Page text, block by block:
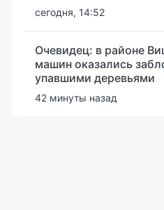
сегодня, 14:52
Очевидец: в районе
машин оказались
упавшими деревьями
42 минуты назад